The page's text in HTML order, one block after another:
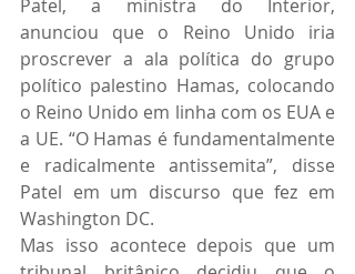
Patel, a ministra do Interior,
anunciou que o Reino Unido iria
proscrever a ala política do grupo
político palestino Hamas, colocando
o Reino Unido em linha com os EUA e
a UE. “O Hamas é fundamentalmente
e radicalmente antissemita”, disse
Patel em um discurso que fez em
Washington DC.
Mas isso acontece depois que um